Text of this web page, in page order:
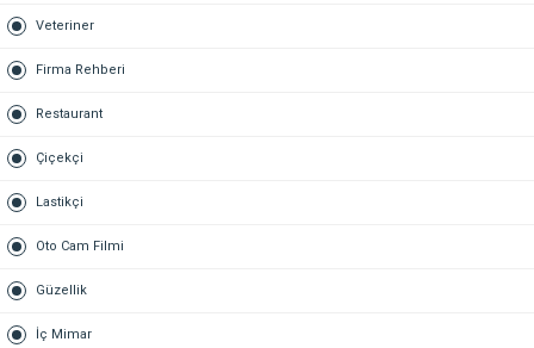
Veteriner
Firma Rehberi
Restaurant
Çiçekçi
Lastikçi
Oto Cam Filmi
Güzellik
İç Mimar